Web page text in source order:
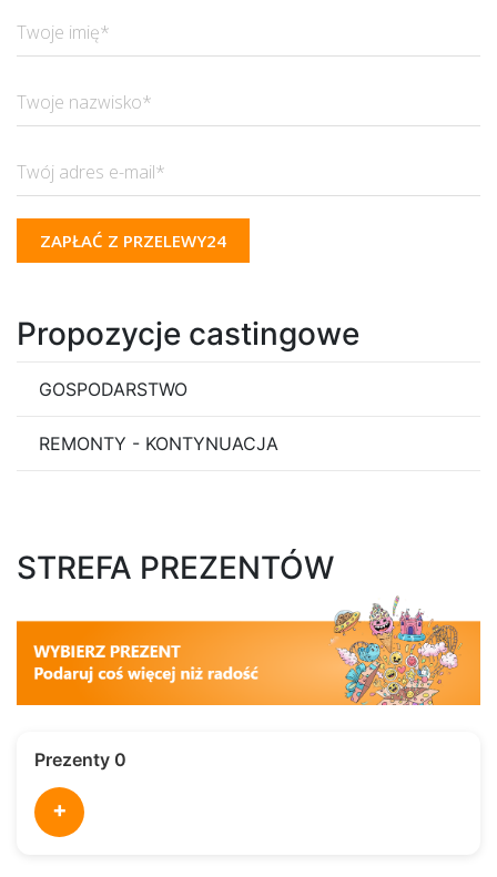
ZAPŁAĆ Z PRZELEWY24
Propozycje castingowe
GOSPODARSTWO
REMONTY - KONTYNUACJA
STREFA PREZENTÓW
Prezenty 0
+